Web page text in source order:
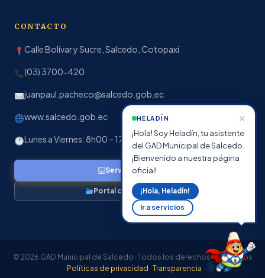
CONTACTO
Calle Bolívar y Sucre, Salcedo, Cotopaxi
(03) 3700-420
juanpaul.pacheco@salcedo.gob.ec
www.salcedo.gob.ec
Lunes a Viernes: 8h00 – 17h00
Servicios en línea
Portal de Transparencia
© 2026 GAD Municipal de Salcedo · Todos los derechos reservados
· Políticas de privacidad · Transparencia
HELADÍN ✕
¡Hola! Soy Heladín, tu asistente
del GAD Municipal de Salcedo.
¡Bienvenido a nuestra página
oficial!
¡Hola, Heladín!
Ir a servicios